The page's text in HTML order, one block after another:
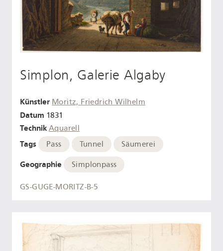
Simplon, Galerie Algaby
Künstler Moritz, Friedrich Wilhelm
Datum 1831
Technik Aquarell
Tags Pass Tunnel Säumerei
Geographie Simplonpass
GS-GUGE-MORITZ-B-5